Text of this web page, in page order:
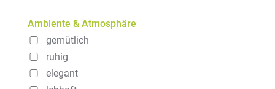
Ambiente & Atmosphäre
gemütlich
ruhig
elegant